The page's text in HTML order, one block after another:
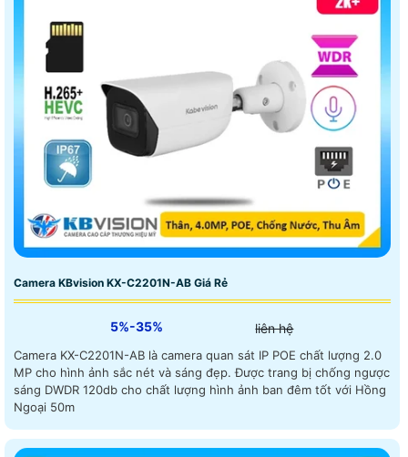
Camera KBvision KX-C2201N-AB Giá Rẻ
5%-35% liên hệ
Camera KX-C2201N-AB là camera quan sát IP POE chất lượng 2.0
MP cho hình ảnh sắc nét và sáng đẹp. Được trang bị chống ngược
sáng DWDR 120db cho chất lượng hình ảnh ban đêm tốt với Hồng
Ngoại 50m